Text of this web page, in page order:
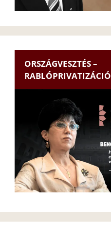
ORSZÁGVESZTÉS –
RABLÓPRIVATIZÁCIÓ